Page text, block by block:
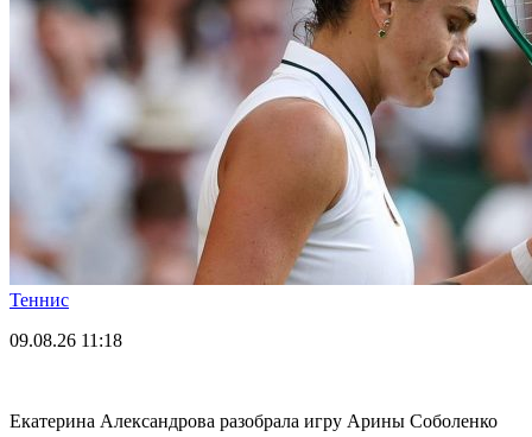
Теннис
09.08.26 11:18
Екатерина Александрова разобрала игру Арины Соболенко